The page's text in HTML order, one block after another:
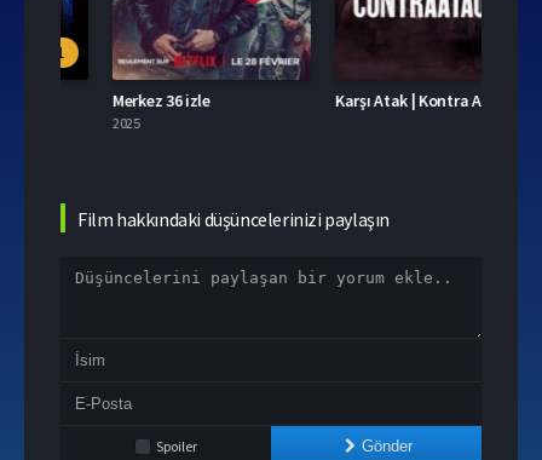
Merkez 36 izle Karşı Atak | Kontra Atak izle
Film hakkındaki düşüncelerinizi paylaşın
Spoiler Gönder